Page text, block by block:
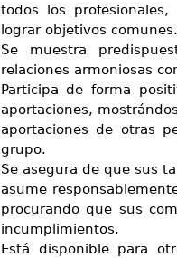
todos los
lograr objetivos comunes.
Se muestra
relaciones armoniosas
Participa de forma
aportaciones,
aportaciones de otras
grupo.
Se asegura de que sus
asume
procurando que sus
incumplimientos.
Está disponible para